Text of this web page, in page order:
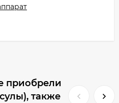
приобрели
также